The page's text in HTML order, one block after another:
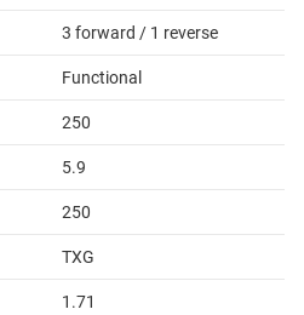
3 forward / 1 reverse
Functional
250
5.9
250
TXG
1.71